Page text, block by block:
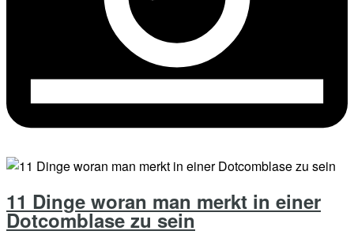
11 Dinge woran man merkt in einer
Dotcomblase zu sein